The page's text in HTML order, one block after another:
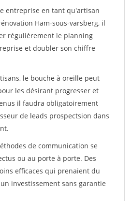
entreprise en tant qu'artisan
Ham-sous-varsberg, il
régulièrement le planning
et doubler son chiffre
le bouche à oreille peut
les désirant progresser et
il faudra obligatoirement
de leads prospectsion dans
de communication se
ou au porte à porte. Des
efficaces qui prenaient du
investissement sans garantie